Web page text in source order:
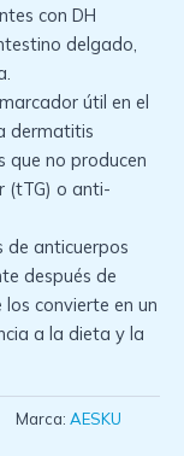
con DH
delgado,
útil en el
dermatitis
que no producen
(tTG) o anti-
de anticuerpos
después de
convierte en un
a la dieta y la
Marca: AESKU